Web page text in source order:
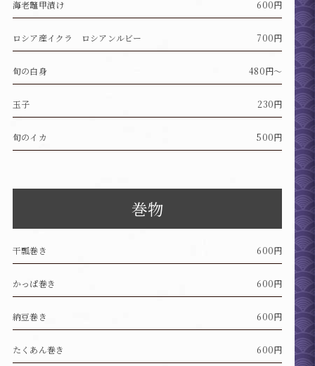
海老鼈甲漬け 600円
ロシア産イクラ ロシアンルビー 700円
旬の白身 480円～
玉子 230円
旬のイカ 500円
巻物
干瓢巻き 600円
かっぱ巻き 600円
納豆巻き 600円
たくあん巻き 600円